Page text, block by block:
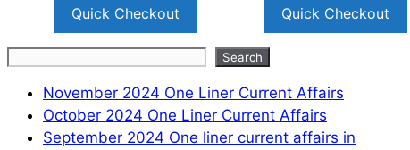
Quick Checkout Quick Checkout
Search
November 2024 One Liner Current Affairs
October 2024 One Liner Current Affairs
September 2024 One liner current affairs in